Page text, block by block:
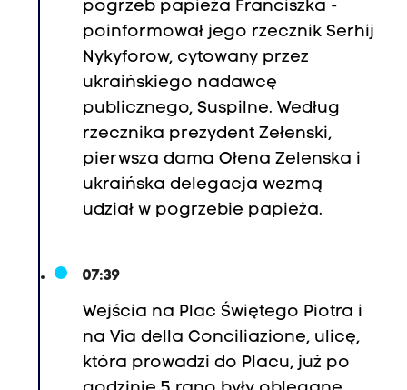
pogrzeb papieża Franciszka -
poinformował jego rzecznik Serhij
Nykyforow, cytowany przez
ukraińskiego nadawcę
publicznego, Suspilne. Według
rzecznika prezydent Zełenski,
pierwsza dama Ołena Zelenska i
ukraińska delegacja wezmą
udział w pogrzebie papieża.
07:39
Wejścia na Plac Świętego Piotra i
na Via della Conciliazione, ulicę,
która prowadzi do Placu, już po